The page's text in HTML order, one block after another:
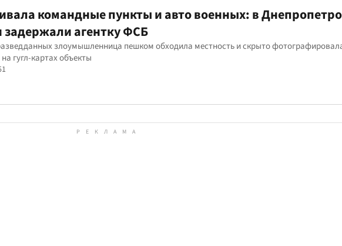
командные пункты и авто военных: в
задержали агентку ФСБ
злоумышленница пешком обходила местность и скрыто
гугл-картах объекты